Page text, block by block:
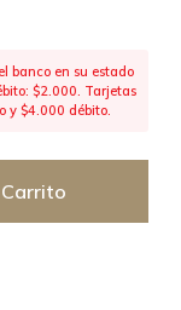
banco en su estado
$2.000. Tarjetas
y $4.000 débito.